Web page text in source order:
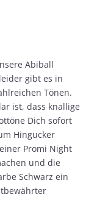
Abiball
gibt es in
Tönen.
ist, dass knallige
Dich sofort
Hingucker
Promi Night
und die
Schwarz ein